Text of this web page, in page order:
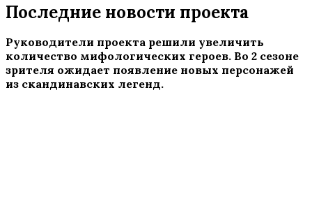
Последние новости проекта
Руководители проекта решили увеличить
количество мифологических героев. Во 2 сезоне
зрителя ожидает появление новых персонажей
из скандинавских легенд.